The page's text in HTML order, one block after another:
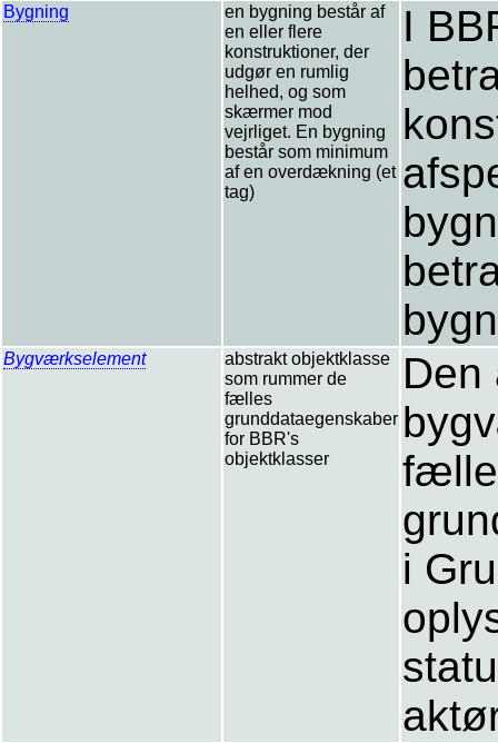
Bygning
en bygning består af
en eller flere
konstruktioner, der
udgør en rumlig
helhed, og som
skærmer mod
vejrliget. En bygning
består som minimum
af en overdækning (et
tag)
I
Bygværkselement
abstrakt objektklasse
som rummer de
fælles
grunddataegenskaber
for BBR's
objektklasser
Den
i